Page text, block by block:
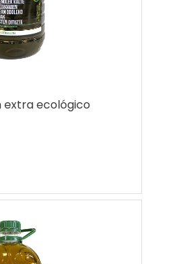
extra ecológico